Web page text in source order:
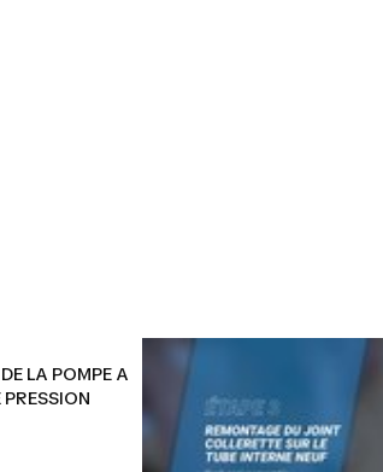
A MAIN
LA POMPE A